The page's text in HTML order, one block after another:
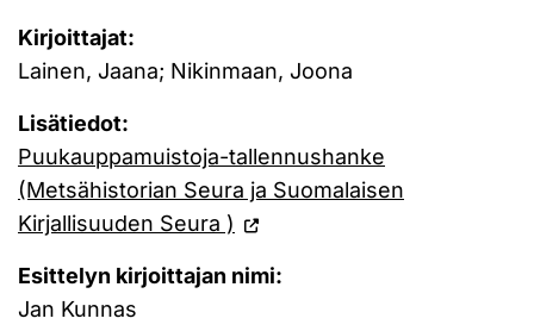
Kirjoittajat:
Lainen, Jaana; Nikinmaan, Joona
Lisätiedot:
Puukauppamuistoja-tallennushanke
(Metsähistorian Seura ja Suomalaisen
Kirjallisuuden Seura )
Esittelyn kirjoittajan nimi:
Jan Kunnas